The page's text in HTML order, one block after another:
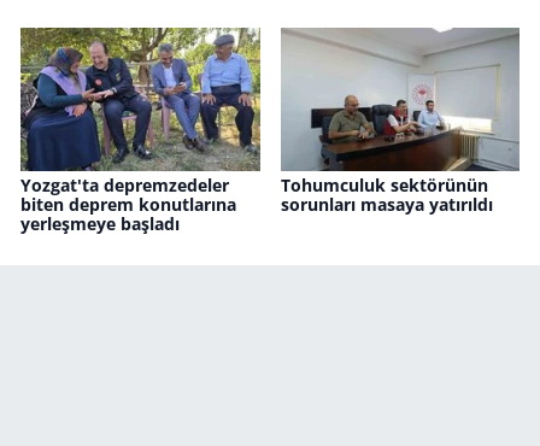
Yozgat'ta depremzedeler
biten deprem konutlarına
yerleşmeye başladı
Tohumculuk sektörünün
sorunları masaya yatırıldı